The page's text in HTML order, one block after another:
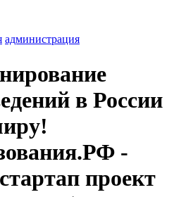
администрация
в России
-
проект